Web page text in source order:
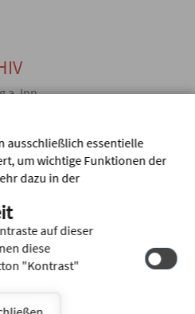
a. Inn
+49 (0)
920371
Schriftliche
| Hilfe
ausschließlich essentielle
um wichtige Funktionen der
dazu in der
auf dieser
diese
"Kontrast"